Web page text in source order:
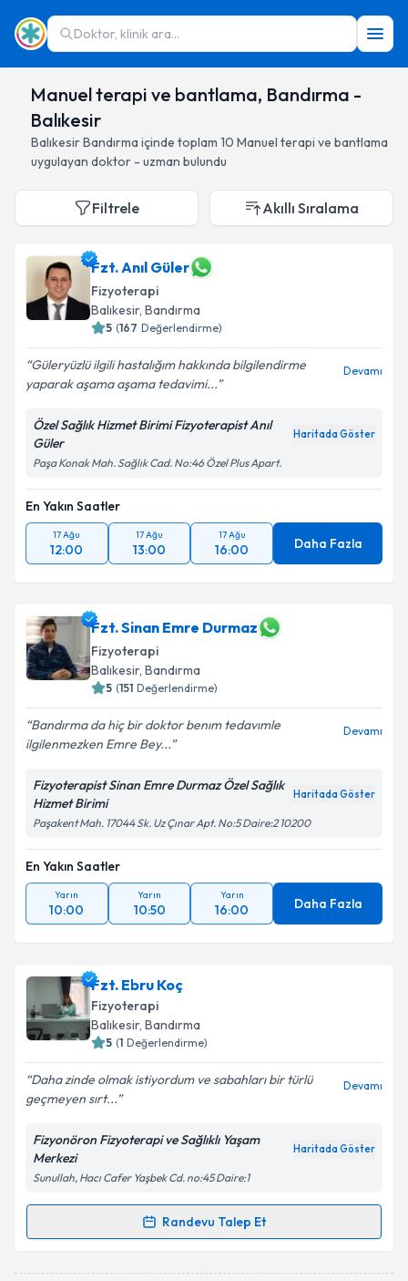
Doktor, klinik ara...
Manuel terapi ve bantlama, Bandırma -
Balıkesir
BalıkesirBandırma içinde toplam 10 Manuel terapi ve bantlama
uygulayan doktor - uzman bulundu
Filtrele Akıllı Sıralama
Fzt. Anıl Güler
Fizyoterapi
Balıkesir, Bandırma
5 (167 Değerlendirme)
Güleryüzlü ilgili hastalığım hakkında bilgilendirme
yaparak aşama aşama tedavimi...
Devamı
Özel Sağlık Hizmet Birimi Fizyoterapist Anıl
Güler
Haritada Göster
Paşa Konak Mah. Sağlık Cad. No:46 Özel Plus Apart.
En Yakın Saatler
17 Ağu
12:00
17 Ağu
13:00
17 Ağu
16:00 Daha Fazla
Fzt. Sinan Emre Durmaz
Fizyoterapi
Balıkesir, Bandırma
5 (151 Değerlendirme)
Bandırma da hiç bir doktor benım tedavımle
ilgilenmezken Emre Bey...
Devamı
Fizyoterapist Sinan Emre Durmaz Özel Sağlık
Hizmet Birimi
Haritada Göster
Paşakent Mah. 17044 Sk. Uz Çınar Apt. No:5 Daire:2 10200
En Yakın Saatler
Yarın
10:00
Yarın
10:50
Yarın
16:00 Daha Fazla
Fzt. Ebru Koç
Fizyoterapi
Balıkesir, Bandırma
5 (1 Değerlendirme)
Daha zinde olmak istiyordum ve sabahları bir türlü
geçmeyen sırt...
Devamı
Fizyonöron Fizyoterapi ve Sağlıklı Yaşam
Merkezi
Haritada Göster
Sunullah, Hacı Cafer Yaşbek Cd. no:45 Daire:1
Randevu Talep Et
Randevu Takvimi Talebi